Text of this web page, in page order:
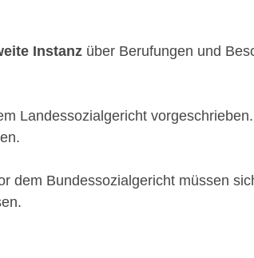
Instanz über Berufungen und
Landessozialgericht
dem Bundessozialgericht müssen